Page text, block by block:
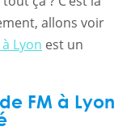
allons voir
Lyon est un
FM à Lyon